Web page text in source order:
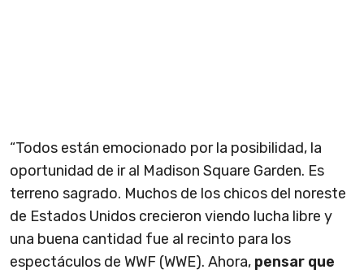
“Todos están emocionado por la posibilidad, la
oportunidad de ir al Madison Square Garden. Es
terreno sagrado. Muchos de los chicos del noreste
de Estados Unidos crecieron viendo lucha libre y
una buena cantidad fue al recinto para los
espectáculos de WWF (WWE). Ahora, pensar que